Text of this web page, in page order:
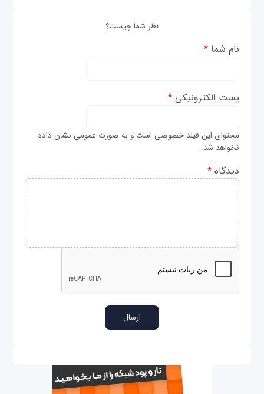
نظر شما چیست؟
نام شما*
پست الکترونیکی*
محتوای این فیلد خصوصی است و به صورت عمومی نشان داده
نخواهد شد.
دیدگاه*